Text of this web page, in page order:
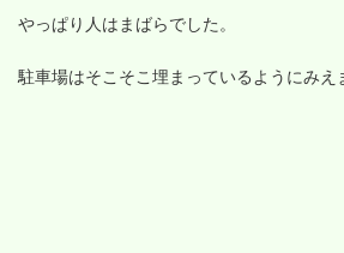
やっぱり人はまばらでした。
駐車場はそこそこ埋まっているようにみえ